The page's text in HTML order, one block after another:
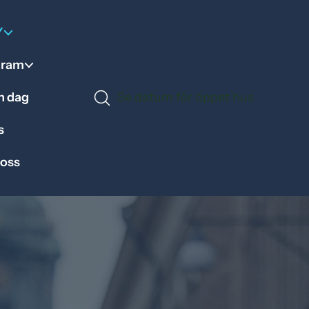
dag Se datum för öppet hus